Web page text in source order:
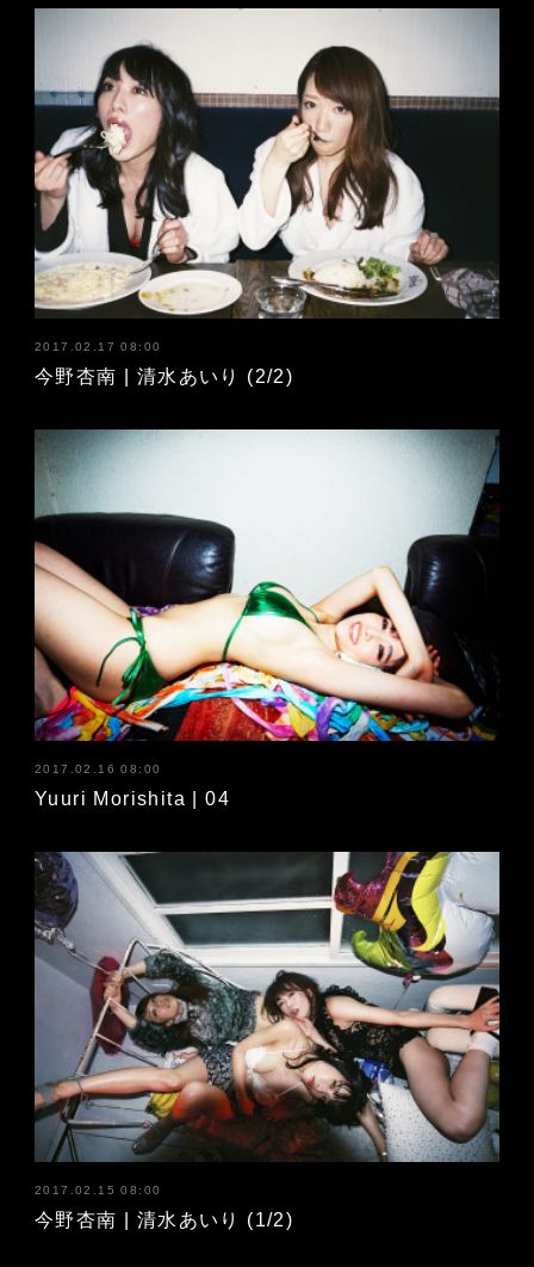
2017.02.17 08:00
今野杏南 | 清水あいり (2/2)
2017.02.16 08:00
Yuuri Morishita | 04
2017.02.15 08:00
今野杏南 | 清水あいり (1/2)